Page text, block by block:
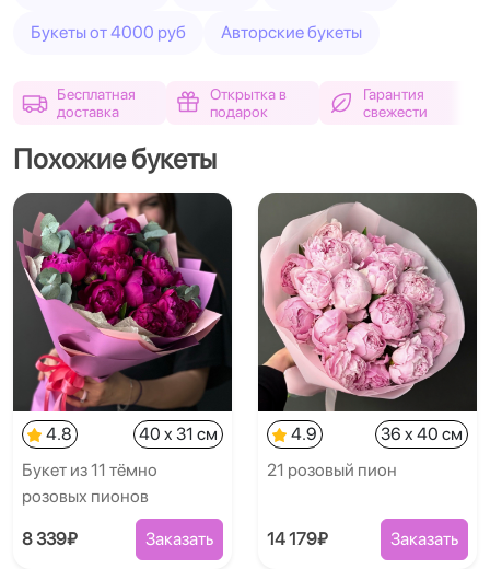
Букеты от 4000 руб Авторские букеты
Бесплатная
доставка
Открытка в
подарок
Гарантия
свежести
Похожие букеты
4.8
40 x 31 см
Букет из 11 тёмно
розовых пионов
8 339₽ Заказать
4.9
36 x 40 см
21 розовый пион
14 179₽ Заказать